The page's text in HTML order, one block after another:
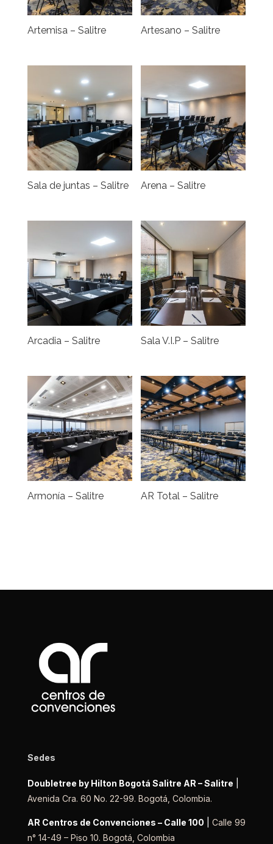
Artemisa – Salitre Artesano – Salitre
Sala de juntas – Salitre Arena – Salitre
Arcadia – Salitre Sala V.I.P – Salitre
Armonía – Salitre AR Total – Salitre
Sedes
Doubletree by Hilton Bogotá Salitre AR – Salitre
Avenida Cra. 60 No. 22-99. Bogotá, Colombia.
AR Centros de Convenciones – Calle 100
Calle 99
n° 14-49 – Piso 10. Bogotá, Colombia